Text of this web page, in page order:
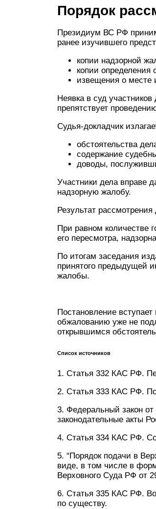
Порядок
Президиум ВС РФ
ранее изучившего
копии надзорной
копии определения
извещения о месте
Неявка в суд
препятствует
Судья-докладчик
обстоятельства
содержание
доводы,
Участники дела вправе
надзорную жалобу.
Результат
При равном количестве
его пересмотра,
По итогам заседания
принятого предыдущей
жалобы.
Постановление
обжалованию уже не
открывшимся
Список источников
1. Статья 332 КАС РФ.
2. Статья 333 КАС РФ.
3. Федеральный закон
законодательные акты
4. Статья 334 КАС РФ.
5. “Порядок подачи в
виде, в том числе в
Верховного Суда РФ от
6. Статья 335 КАС РФ.
по существу.